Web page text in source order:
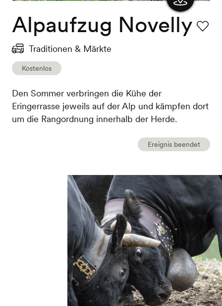
Karte
anzeigen
Alpaufzug Novelly
Traditionen & Märkte
Kostenlos
Den Sommer verbringen die Kühe der
Eringerrasse jeweils auf der Alp und kämpfen dort
um die Rangordnung innerhalb der Herde.
Ereignis beendet